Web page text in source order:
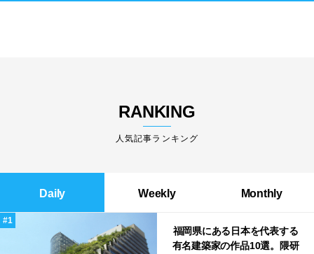
RANKING
人気記事ランキング
Daily Weekly Monthly
福岡県にある日本を代表する
有名建築家の作品10選。隈研